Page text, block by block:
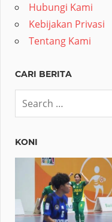
Hubungi Kami
Kebijakan Privasi
Tentang Kami
CARI BERITA
KONI